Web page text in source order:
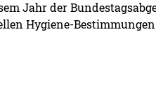
Jahr der
Hygiene-Bestimmungen